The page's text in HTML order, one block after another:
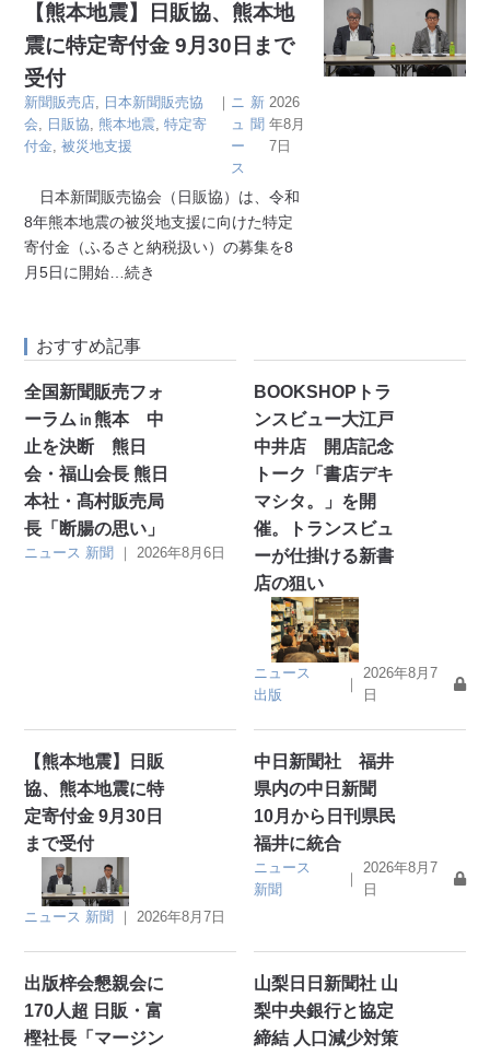
【熊本地震】日販協、熊本地
震に特定寄付金 9月30日まで
受付
新聞販売店, 日本新聞販売協
会, 日販協, 熊本地震,特定寄
付金,被災地支援
｜ ニ
ュ
ー
ス
新
聞
2026
年8月
7日
日本新聞販売協会（日販協）は、令和
8年熊本地震の被災地支援に向けた特定
寄付金（ふるさと納税扱い）の募集を8
月5日に開始 …続き
おすすめ記事
全国新聞販売フォ
ーラム㏌熊本 中
止を決断 熊日
会・福山会長 熊日
本社・髙村販売局
長「断腸の思い」
ニュース 新聞 ｜2026年8月6日
BOOKSHOPトラ
ンスビュー大江戸
中井店 開店記念
トーク「書店デキ
マシタ。」を開
催。トランスビュ
ーが仕掛ける新書
店の狙い
ニュース
出版
｜
2026年8月7
日
【熊本地震】日販
協、熊本地震に特
定寄付金 9月30日
まで受付
ニュース 新聞 ｜2026年8月7日
中日新聞社 福井
県内の中日新聞
10月から日刊県民
福井に統合
ニュース
新聞
｜
2026年8月7
日
出版梓会懇親会に
170人超 日販・富
樫社長「マージン
山梨日日新聞社 山
梨中央銀行と協定
締結 人口減少対策